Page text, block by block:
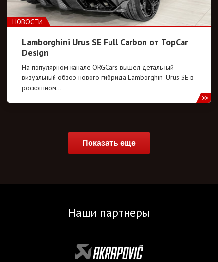
НОВОСТИ
Lamborghini Urus SE Full Carbon от TopCar
Design
На популярном канале ORGCars вышел детальный
визуальный обзор нового гибрида Lamborghini Urus SE в
роскошном…
Показать еще
Наши партнеры